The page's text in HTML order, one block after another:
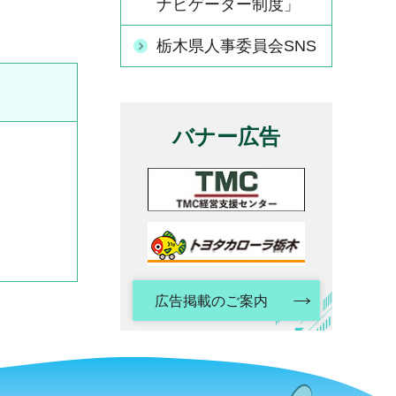
ナビゲーター制度」
栃木県人事委員会SNS
バナー広告
広告掲載のご案内